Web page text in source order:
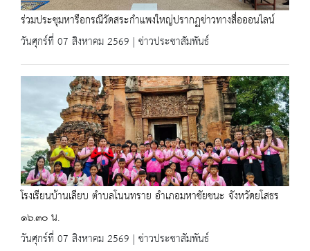
ร่วมประชุมหารือกรณีวัดสระกำแพงใหญ่ปรากฏข่าวทางสื่อออนไลน์
วันศุกร์ที่ 07 สิงหาคม 2569 | ข่าวประชาสัมพันธ์
โรงเรียนบ้านเลียบ ตำบลโนนทราย อำเภอมหาชัยชนะ จังหวัดยโสธร
๑๖.๓๐ น.
วันศุกร์ที่ 07 สิงหาคม 2569 | ข่าวประชาสัมพันธ์